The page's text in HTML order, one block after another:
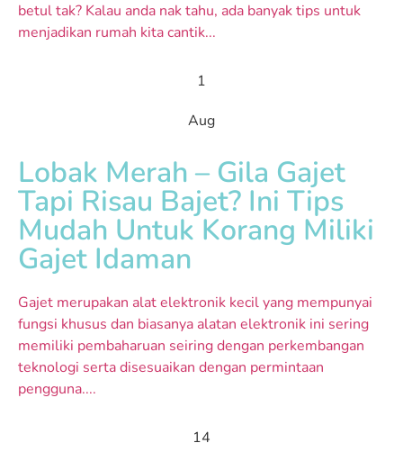
betul tak? Kalau anda nak tahu, ada banyak tips untuk
menjadikan rumah kita cantik...
1
Aug
Lobak Merah – Gila Gajet
Tapi Risau Bajet? Ini Tips
Mudah Untuk Korang Miliki
Gajet Idaman
Gajet merupakan alat elektronik kecil yang mempunyai
fungsi khusus dan biasanya alatan elektronik ini sering
memiliki pembaharuan seiring dengan perkembangan
teknologi serta disesuaikan dengan permintaan
pengguna....
14